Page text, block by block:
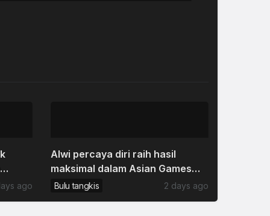
ago
Alwi percaya diri raih hasil
maksimal dalam Asian Games
2026
Bulu tangkis 2 days ago